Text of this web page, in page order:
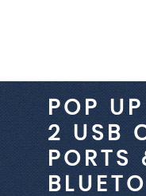
POP
2 USB
PORTS